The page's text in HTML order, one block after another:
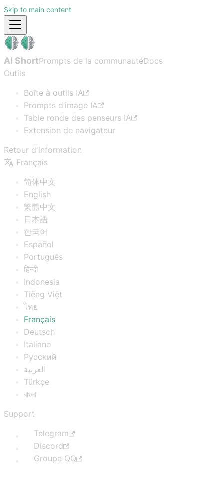
Skip to main content
AI ShortPrompts de la communautéDocs
Outils
Boîte à outils IA
Prompts d’image IA
Table ronde des penseurs IA
Extension de navigateur
Retour d'information
Français
简体中文
English
繁體中文
日本語
한국어
Español
Português
हिन्दी
Indonesia
Tiếng Việt
ไทย
Français
Deutsch
Italiano
Русский
العربية
Türkçe
বাংলা
Support
Telegram
Discord
Groupe QQ